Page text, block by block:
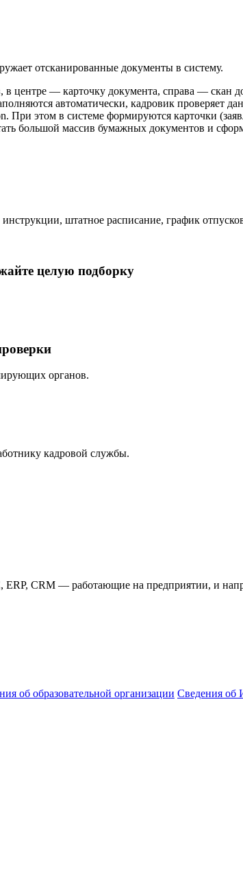
отсканированные документы в систему.
центре — карточку документа, справа — скан
автоматически, кадровик проверяет
При этом в системе формируются карточки
большой массив бумажных документов и
штатное расписание, график
целую подборку
органов.
кадровой службы.
CRM — работающие на предприятии, и
об образовательной организации Сведения об